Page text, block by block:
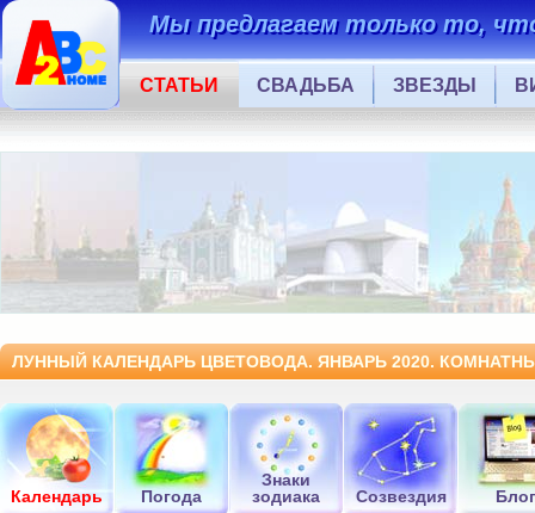
Мы предлагаем только то,
СТАТЬИ СВАДЬБА ЗВЕЗДЫ
ЛУННЫЙ КАЛЕНДАРЬ ЦВЕТОВОДА. ЯНВАРЬ 2020.
Календарь Погода
Знаки
зодиака
Созвездия Блог